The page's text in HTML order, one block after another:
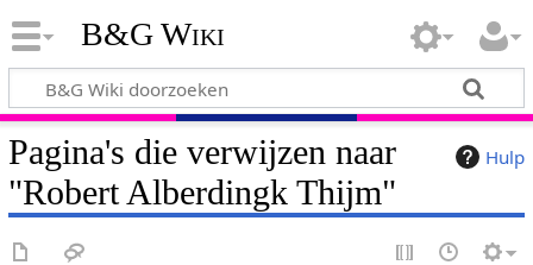
B&G Wiki
Hulp
Pagina's die verwijzen naar
"Robert Alberdingk Thijm"